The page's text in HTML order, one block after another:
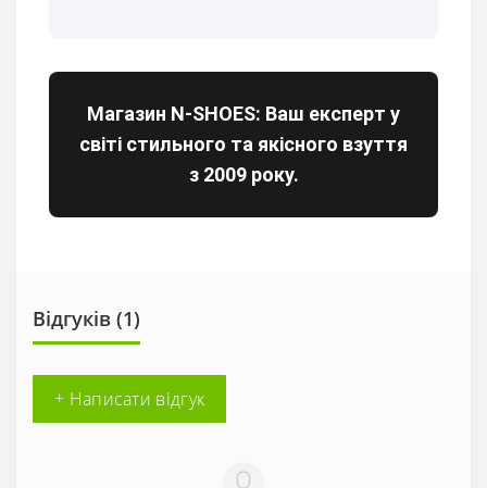
Магазин N-SHOES: Ваш експерт у
світі стильного та якісного взуття
з 2009 року.
Відгуків (1)
+ Написати відгук